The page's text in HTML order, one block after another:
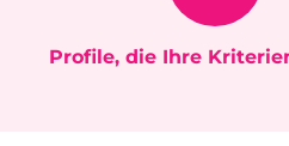
Profile, die Ihre